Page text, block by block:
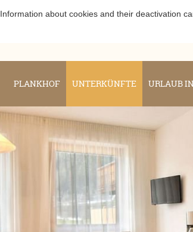
Information about cookies and their deactivation
PLANKHOF UNTERKÜNFTE URLAUB